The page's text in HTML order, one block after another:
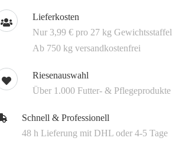
Lieferkosten
Nur 3,99 € pro 27 kg Gewichtsstaffel
Ab 750 kg versandkostenfrei
Riesenauswahl
Über 1.000 Futter- & Pflegeprodukte
Schnell & Professionell
48 h Lieferung mit DHL oder 4-5 Tage